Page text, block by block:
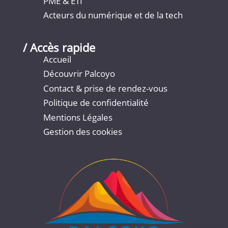
Acteurs du numérique et de la tech
/ Accès rapide
Accueil
Découvrir Palcoyo
Contact & prise de rendez-vous
Politique de confidentialité
Mentions Légales
Gestion des cookies